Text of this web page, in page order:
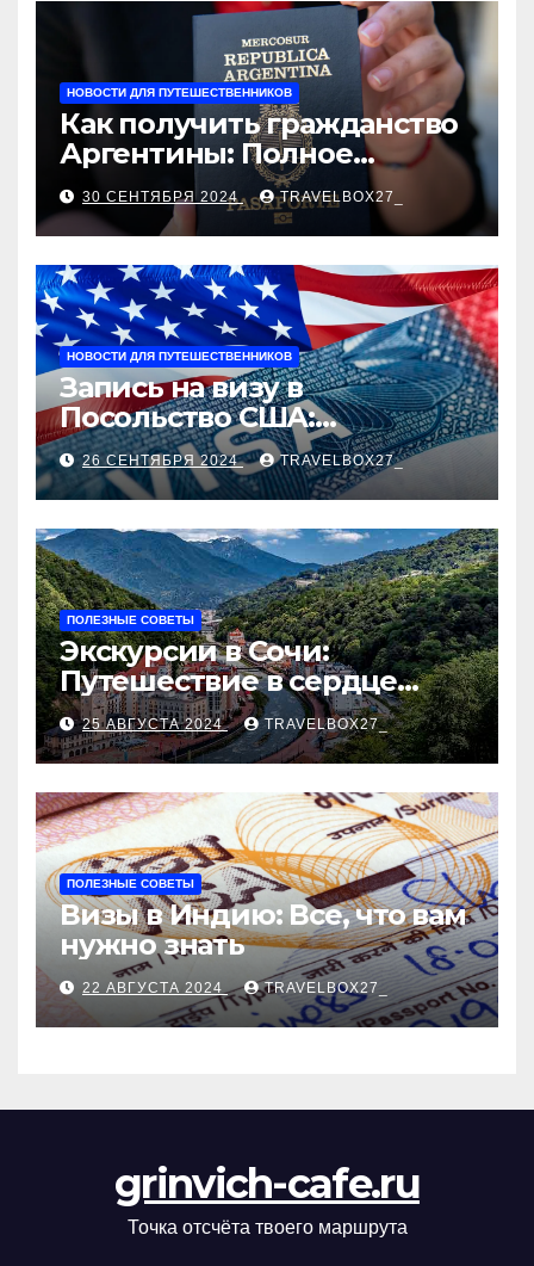
НОВОСТИ ДЛЯ ПУТЕШЕСТВЕННИКОВ
Как получить гражданство
Аргентины: Полное
руководство
30 СЕНТЯБРЯ 2024 TRAVELBOX27_
НОВОСТИ ДЛЯ ПУТЕШЕСТВЕННИКОВ
Запись на визу в
Посольство США:
Пошаговое руководство
26 СЕНТЯБРЯ 2024 TRAVELBOX27_
ПОЛЕЗНЫЕ СОВЕТЫ
Экскурсии в Сочи:
Путешествие в сердце
Черноморского курорта
25 АВГУСТА 2024 TRAVELBOX27_
ПОЛЕЗНЫЕ СОВЕТЫ
Визы в Индию: Все, что вам
нужно знать
22 АВГУСТА 2024 TRAVELBOX27_
grinvich-cafe.ru
Точка отсчёта твоего маршрута